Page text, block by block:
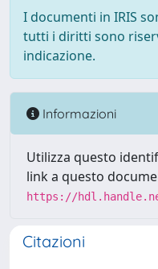
I documenti in IRIS
tutti i diritti sono
indicazione.
Informazioni
Utilizza questo
link a questo
https://
Citazioni